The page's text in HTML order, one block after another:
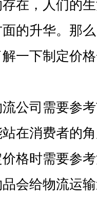
在，人们的
的升华。那
一下制定价
公司需要参
在消费者的
格时需要参
会给物流运